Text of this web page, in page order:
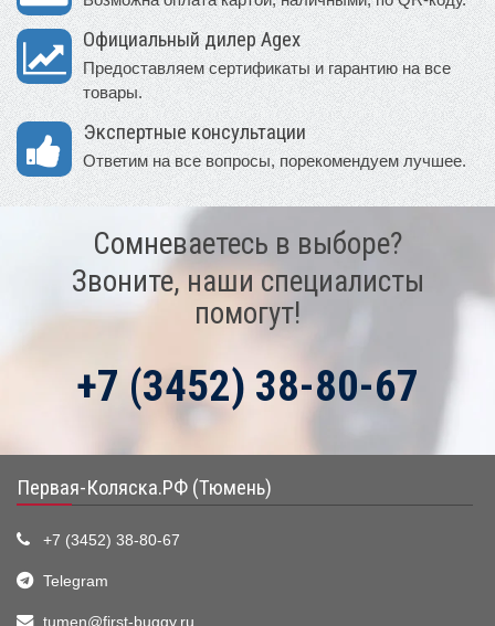
Официальный дилер Agex
Предоставляем сертификаты и гарантию на все
товары.
Экспертные консультации
Ответим на все вопросы, порекомендуем лучшее.
Сомневаетесь в выборе?
Звоните, наши специалисты
помогут!
+7 (3452) 38-80-67
Первая-Коляска.РФ (Тюмень)
+7 (3452) 38-80-67
Telegram
tumen@first-buggy.ru